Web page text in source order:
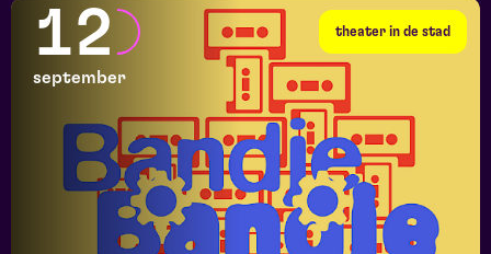
theater in de stad
12
september